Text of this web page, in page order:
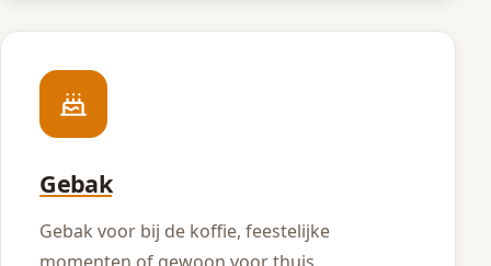
Gebak
Gebak voor bij de koffie, feestelijke